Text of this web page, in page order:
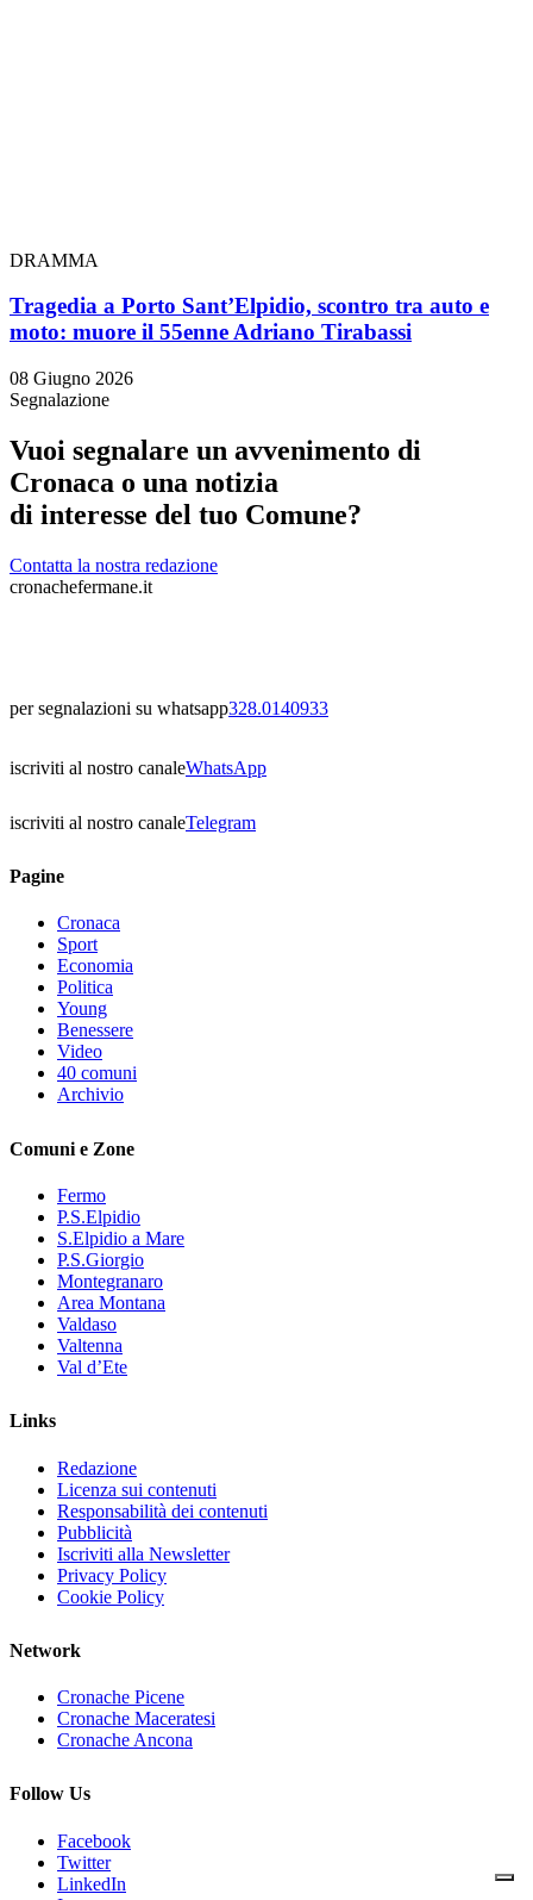
DRAMMA
Tragedia a Porto Sant’Elpidio, scontro tra auto e
moto: muore il 55enne Adriano Tirabassi
08 Giugno 2026
Segnalazione
Vuoi segnalare un avvenimento di
Cronaca o una notizia
di interesse del tuo Comune?
Contatta la nostra redazione
cronachefermane.it
per segnalazioni su whatsapp328.0140933
iscriviti al nostro canaleWhatsApp
iscriviti al nostro canaleTelegram
Pagine
Cronaca
Sport
Economia
Politica
Young
Benessere
Video
40 comuni
Archivio
Comuni e Zone
Fermo
P.S.Elpidio
S.Elpidio a Mare
P.S.Giorgio
Montegranaro
Area Montana
Valdaso
Valtenna
Val d’Ete
Links
Redazione
Licenza sui contenuti
Responsabilità dei contenuti
Pubblicità
Iscriviti alla Newsletter
Privacy Policy
Cookie Policy
Network
Cronache Picene
Cronache Maceratesi
Cronache Ancona
Follow Us
Facebook
Twitter
LinkedIn